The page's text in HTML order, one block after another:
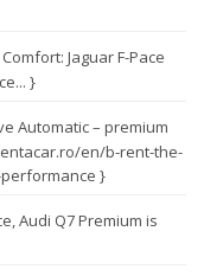
Jaguar F-Pace
}
Automatic – premium
en/b-rent-the-
}
Audi Q7 Premium is